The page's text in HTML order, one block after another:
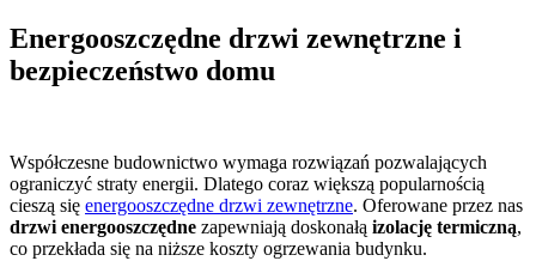
Energooszczędne drzwi zewnętrzne i
bezpieczeństwo domu
Współczesne budownictwo wymaga rozwiązań pozwalających
ograniczyć straty energii. Dlatego coraz większą popularnością
cieszą się energooszczędne drzwi zewnętrzne. Oferowane przez nas
drzwi energooszczędne zapewniają doskonałą izolację termiczną,
co przekłada się na niższe koszty ogrzewania budynku.